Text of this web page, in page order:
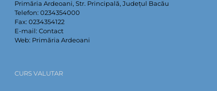
Primăria Ardeoani, Str. Principală, Județul Bacău
Telefon: 0234354000
Fax: 0234354122
E-mail: Contact
Web: Primăria Ardeoani
CURS VALUTAR